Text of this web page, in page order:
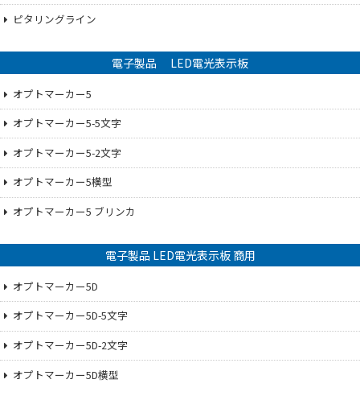
ピタリングライン
電子製品 LED電光表示板
オプトマーカー5
オプトマーカー5-5文字
オプトマーカー5-2文字
オプトマーカー5横型
オプトマーカー5 ブリンカ
電子製品 LED電光表示板 商用
オプトマーカー5D
オプトマーカー5D-5文字
オプトマーカー5D-2文字
オプトマーカー5D横型